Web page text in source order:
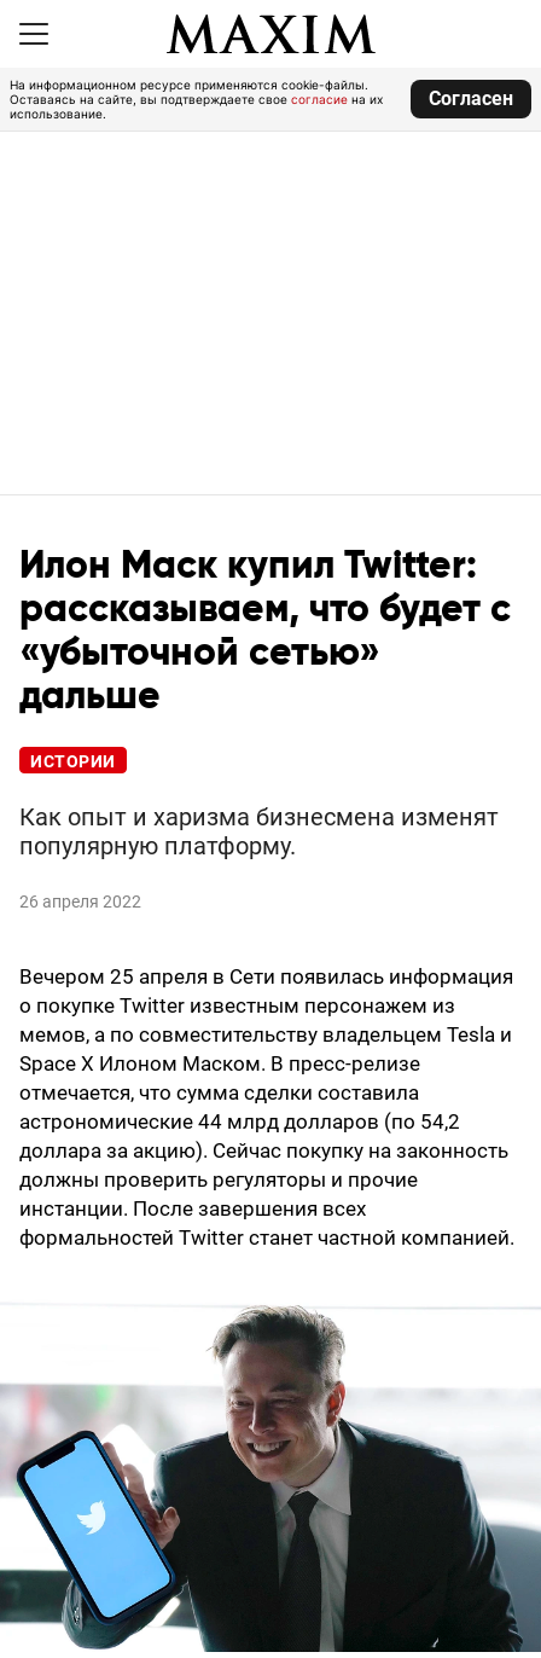
На информационном ресурсе применяются cookie-файлы.
Оставаясь на сайте, вы подтверждаете свое согласие на их
использование.
Согласен
Илон Маск купил Twitter:
рассказываем, что будет с
«убыточной сетью»
дальше
ИСТОРИИ
Как опыт и харизма бизнесмена изменят
популярную платформу.
26 апреля 2022
Вечером 25 апреля в Сети появилась информация
о покупке Twitter известным персонажем из
мемов, а по совместительству владельцем Tesla и
Space X Илоном Маском. В пресс-релизе
отмечается, что сумма сделки составила
астрономические 44 млрд долларов (по 54,2
доллара за акцию). Сейчас покупку на законность
должны проверить регуляторы и прочие
инстанции. После завершения всех
формальностей Twitter станет частной компанией.